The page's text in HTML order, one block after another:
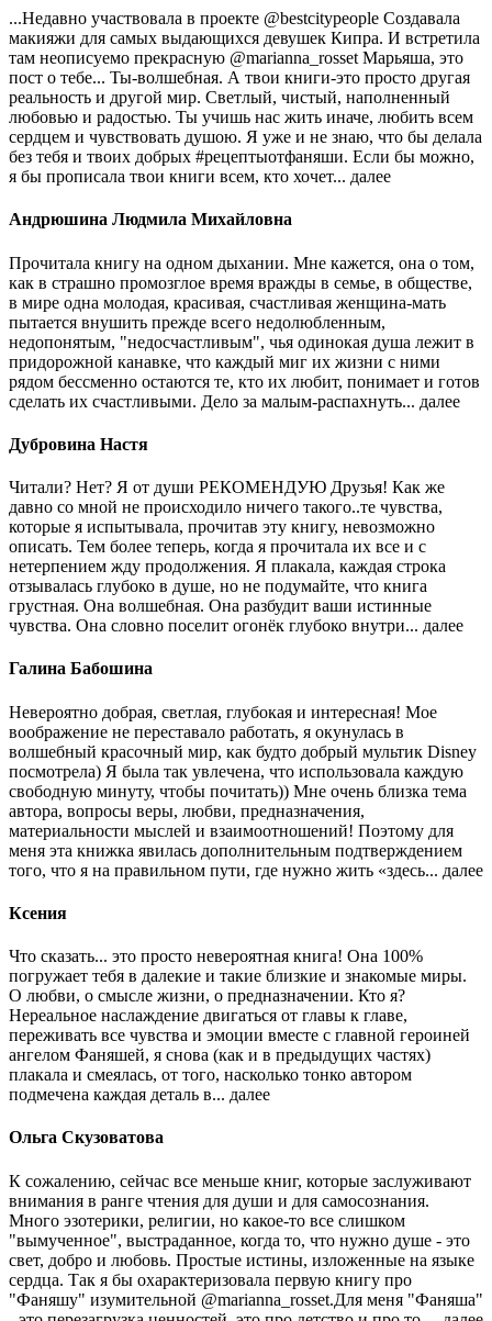
...Недавно участвовала в проекте @bestcitypeople Создавала
макияжи для самых выдающихся девушек Кипра. И встретила
там неописуемо прекрасную @marianna_rosset Марьяша, это
пост о тебе... Ты-волшебная. А твои книги-это просто другая
реальность и другой мир. Светлый, чистый, наполненный
любовью и радостью. Ты учишь нас жить иначе, любить всем
сердцем и чувствовать душою. Я уже и не знаю, что бы делала
без тебя и твоих добрых #рецептыотфаняши. Если бы можно,
я бы прописала твои книги всем, кто хочет... далее
Андрюшина Людмила Михайловна
Прочитала книгу на одном дыхании. Мне кажется, она о том,
как в страшно промозглое время вражды в семье, в обществе,
в мире одна молодая, красивая, счастливая женщина-мать
пытается внушить прежде всего недолюбленным,
недопонятым, "недосчастливым", чья одинокая душа лежит в
придорожной канавке, что каждый миг их жизни с ними
рядом бессменно остаются те, кто их любит, понимает и готов
сделать их счастливыми. Дело за малым-распахнуть... далее
Дубровина Настя
Читали? Нет? Я от души РЕКОМЕНДУЮ Друзья! Как же
давно со мной не происходило ничего такого..те чувства,
которые я испытывала, прочитав эту книгу, невозможно
описать. Тем более теперь, когда я прочитала их все и с
нетерпением жду продолжения. Я плакала, каждая строка
отзывалась глубоко в душе, но не подумайте, что книга
грустная. Она волшебная. Она разбудит ваши истинные
чувства. Она словно поселит огонёк глубоко внутри... далее
Галина Бабошина
Невероятно добрая, светлая, глубокая и интересная! Мое
воображение не переставало работать, я окунулась в
волшебный красочный мир, как будто добрый мультик Disney
посмотрела) Я была так увлечена, что использовала каждую
свободную минуту, чтобы почитать)) Мне очень близка тема
автора, вопросы веры, любви, предназначения,
материальности мыслей и взаимоотношений! Поэтому для
меня эта книжка явилась дополнительным подтверждением
того, что я на правильном пути, где нужно жить «здесь... далее
Ксения
Что сказать... это просто невероятная книга! Она 100%
погружает тебя в далекие и такие близкие и знакомые миры.
О любви, о смысле жизни, о предназначении. Кто я?
Нереальное наслаждение двигаться от главы к главе,
переживать все чувства и эмоции вместе с главной героиней
ангелом Фаняшей, я снова (как и в предыдущих частях)
плакала и смеялась, от того, насколько тонко автором
подмечена каждая деталь в... далее
Ольга Скузоватова
К сожалению, сейчас все меньше книг, которые заслуживают
внимания в ранге чтения для души и для самосознания.
Много эзотерики, религии, но какое-то все слишком
"вымученное", выстраданное, когда то, что нужно душе - это
свет, добро и любовь. Простые истины, изложенные на языке
сердца. Так я бы охарактеризовала первую книгу про
"Фаняшу" изумительной @marianna_rosset.Для меня "Фаняша"